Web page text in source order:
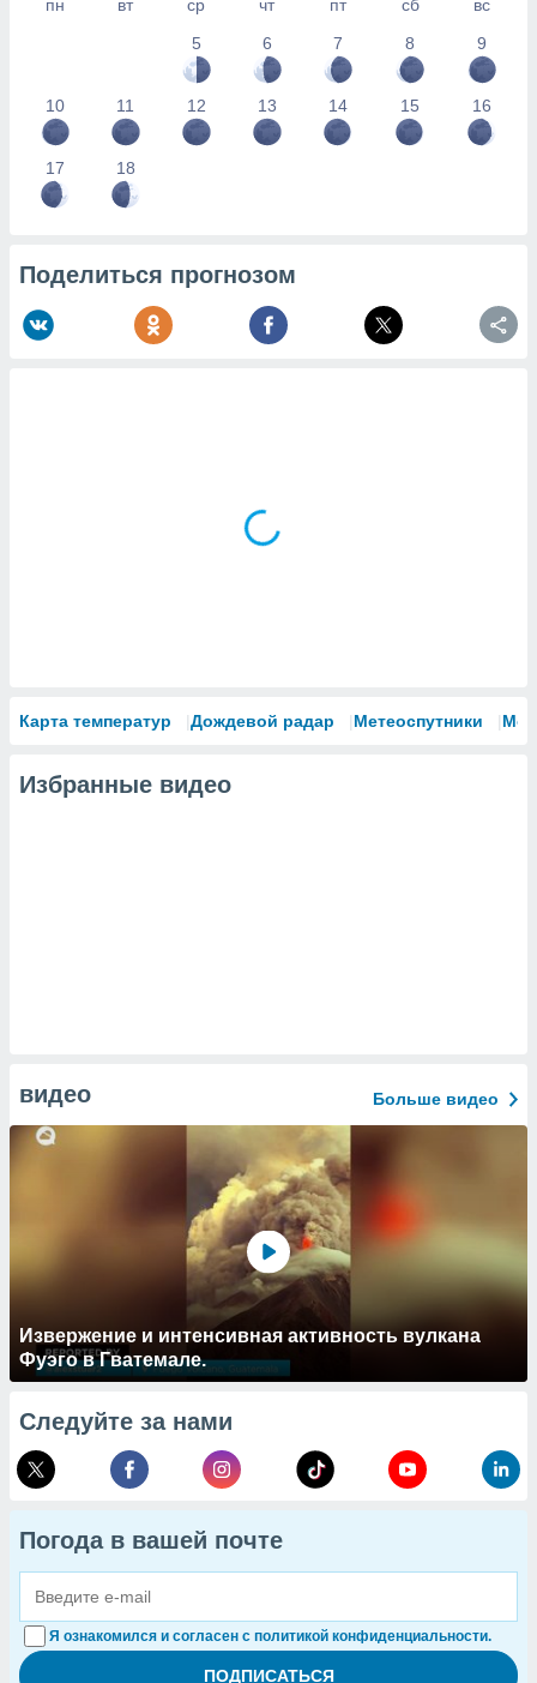
пн вт ср чт пт сб
вс
5
6 7 8 9
10 11 12 13 14 15 16
17 18
Поделиться прогнозом
Карта температур Дождевой радар Метеоспутники
Избранные видео
видео Больше видео
Извержение и интенсивная активность вулкана
Фуэго в Гватемале.
Следуйте за нами
Погода в вашей почте
Я ознакомился и согласен с политикой конфиденциальности.